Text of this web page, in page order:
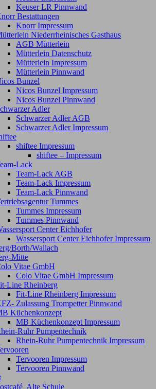
Keuser LR Pinnwand
Bestattungen
Knorr Impressum
Niederrheinisches Gasthaus
AGB Mütterlein
Mütterlein Datenschutz
Mütterlein Impressum
Mütterlein Pinnwand
Bunzel
Nicos Bunzel Impressum
Nicos Bunzel Pinnwand
Adler
Schwarzer Adler AGB
Schwarzer Adler Impressum
shiftee Impressum
shiftee – Impressum
Lack
Team-Lack AGB
Team-Lack Impressum
Team-Lack Pinnwand
Tummes
Tummes Impressum
Tummes Pinnwand
Center Eichhofer
Wassersport Center Eichhofer Impressum
Borth/Wallach
Mitte
Vitae GmbH
Colo Vitae GmbH Impressum
Line Rheinberg
Fit-Line Rheinberg Impressum
Zulassung Trompetter Pinnwand
Küchenkonzept
MB Küchenkonzept Impressum
Ruhr Pumpentechnik
Rhein-Ruhr Pumpentechnik Impressum
Tervooren Impressum
Tervooren Pinnwand
Alte Schule